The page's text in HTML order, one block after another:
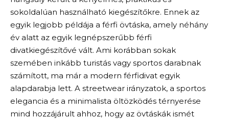
sokoldalúan használható kiegészítőkre. Ennek az
egyik legjobb példája a férfi övtáska, amely néhány
év alatt az egyik legnépszerűbb férfi
divatkiegészítővé vált. Ami korábban sokak
szemében inkább turistás vagy sportos darabnak
számított, ma már a modern férfidivat egyik
alapdarabja lett. A streetwear irányzatok, a sportos
elegancia és a minimalista öltözködés térnyerése
mind hozzájárult ahhoz, hogy az övtáskák ismét